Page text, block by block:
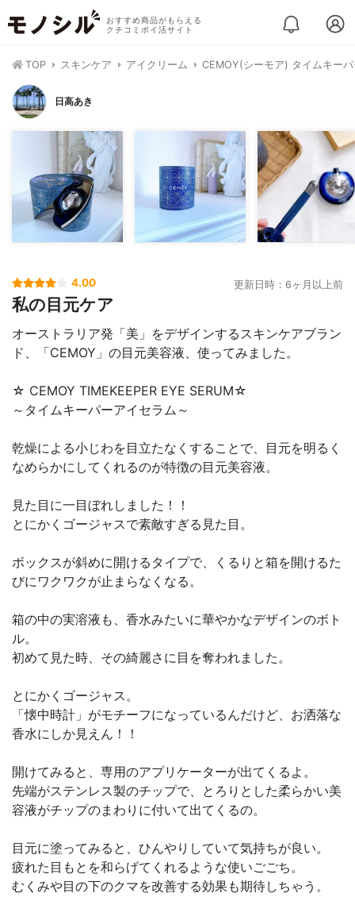
おすすめ商品がもらえる
クチコミポイ活サイト
TOP スキンケア アイクリーム CEMOY(シーモア) タイムキー
日高あき
4.00 更新日時：6ヶ月以上前
私の目元ケア
オーストラリア発「美」をデザインするスキンケアブラン
ド、「CEMOY」の目元美容液、使ってみました。
☆ CEMOY TIMEKEEPER EYE SERUM☆
～タイムキーパーアイセラム～
乾燥による小じわを目立たなくすることで、目元を明るく
なめらかにしてくれるのが特徴の目元美容液。
見た目に一目ぼれしました！！
とにかくゴージャスで素敵すぎる見た目。
ボックスが斜めに開けるタイプで、くるりと箱を開けるた
びにワクワクが止まらなくなる。
箱の中の実溶液も、香水みたいに華やかなデザインのボト
ル。
初めて見た時、その綺麗さに目を奪われました。
とにかくゴージャス。
「懐中時計」がモチーフになっているんだけど、お洒落な
香水にしか見えん！！
開けてみると、専用のアプリケーターが出てくるよ。
先端がステンレス製のチップで、とろりとした柔らかい美
容液がチップのまわりに付いて出てくるの。
目元に塗ってみると、ひんやりしていて気持ちが良い。
疲れた目もとを和らげてくれるような使いごごち。
むくみや目の下のクマを改善する効果も期待しちゃう。